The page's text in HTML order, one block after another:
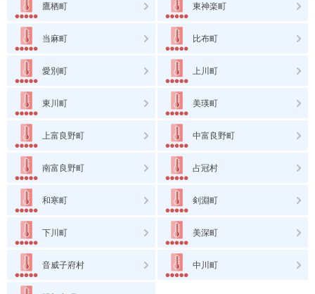
鷹栖町 東神楽町
当麻町 比布町
愛別町 上川町
東川町 美瑛町
上富良野町 中富良野町
南富良野町 占冠村
和寒町 剣淵町
下川町 美深町
音威子府村 中川町